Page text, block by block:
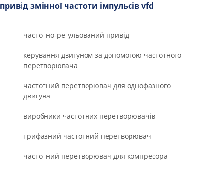
привід змінної частоти імпульсів vfd
частотно-регульований привід
керування двигуном за допомогою частотного
перетворювача
частотний перетворювач для однофазного
двигуна
виробники частотних перетворювачів
трифазний частотний перетворювач
частотний перетворювач для компресора